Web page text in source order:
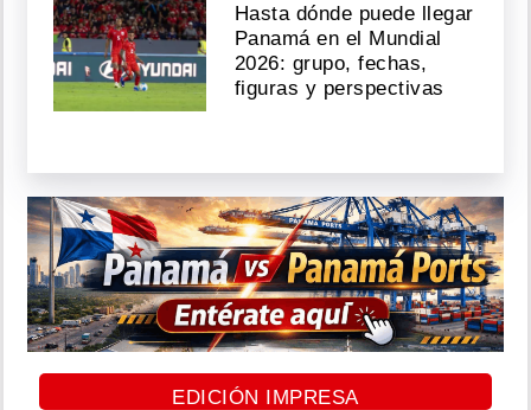
Hasta dónde puede llegar
Panamá en el Mundial
2026: grupo, fechas,
figuras y perspectivas
EDICIÓN IMPRESA